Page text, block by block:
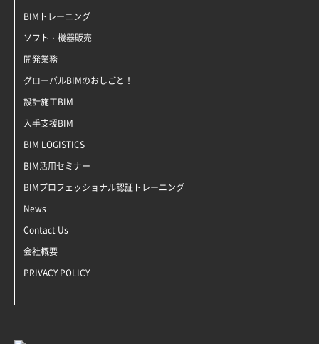
BIMトレーニング
ソフト・機器販売
開発業務
グローバルBIMのおしごと！
設計施工BIM
入手支援BIM
BIM LOGISTICS
BIM活用セミナー
BIMプロフェッショナル認証トレーニング
News
Contact Us
会社概要
PRIVACY POLICY